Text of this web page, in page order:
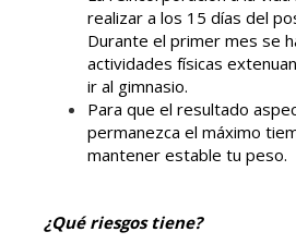
realizar a los 15 días del
Durante el primer mes se
actividades físicas
ir al gimnasio.
Para que el resultado
permanezca el máximo
mantener estable tu peso.
¿Qué riesgos tiene?